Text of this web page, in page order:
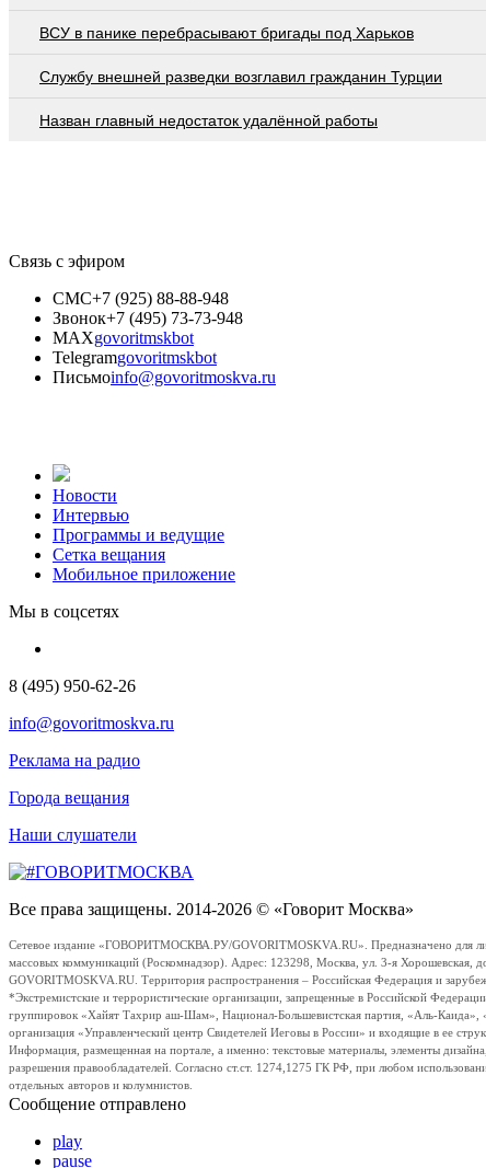
ВСУ в панике перебрасывают бригады под Харьков
Службу внешней разведки возглавил гражданин Турции
Назван главный недостаток удалённой работы
Связь с эфиром
СМС+7 (925) 88-88-948
Звонок+7 (495) 73-73-948
MAXgovoritmskbot
Telegramgovoritmskbot
Письмоinfo@govoritmoskva.ru
Новости
Интервью
Программы и ведущие
Сетка вещания
Мобильное приложение
Мы в соцсетях
8 (495) 950-62-26
info@govoritmoskva.ru
Реклама на радио
Города вещания
Наши слушатели
Все права защищены. 2014-2026 © «Говорит Москва»
Сетевое издание «ГОВОРИТМОСКВА.РУ/GOVORITMOSKVA.RU». Предназначено для
массовых коммуникаций (Роскомнадзор). Адрес: 123298, Москва, ул. 3-я
GOVORITMOSKVA.RU. Территория распространения – Российская Федерация и
*Экстремистские и террористические организации, запрещенные в Российской
группировок «Хайят Тахрир аш-Шам», Национал-Большевистская партия, «Аль-
организация «Управленческий центр Свидетелей Иеговы в России» и входящие в ее
Информация, размещенная на портале, а именно: текстовые материалы, элементы
разрешения правообладателей. Согласно ст.ст. 1274,1275 ГК РФ, при любом
отдельных авторов и колумнистов.
Сообщение отправлено
play
pause